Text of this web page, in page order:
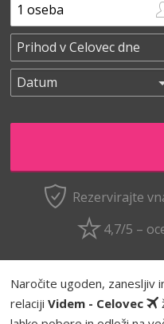
Rezervirajte
4,7/5 –
Naročite ugoden, zanesljiv
relacijiVidem - Celovec